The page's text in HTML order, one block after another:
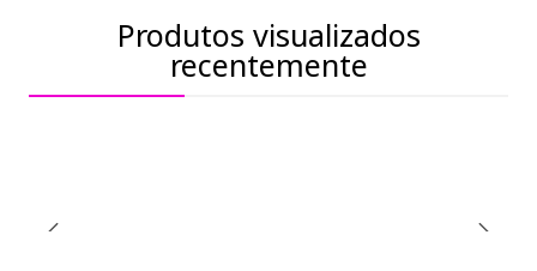
Produtos visualizados
recentemente